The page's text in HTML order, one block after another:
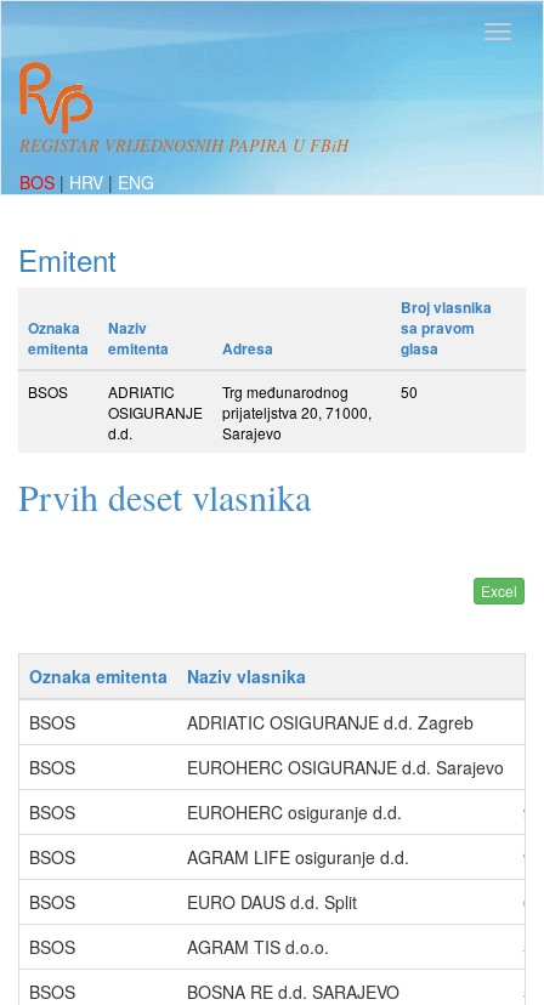
REGISTAR VRIJEDNOSNIH PAPIRA U FBiH
BOS | HRV | ENG
Emitent
Oznaka
emitenta
Naziv
emitenta
Adresa
Broj vlasnika
sa pravom
glasa
BSOS
ADRIATIC
OSIGURANJE
d.d.
Trg međunarodnog
prijateljstva 20, 71000,
Sarajevo
50
Prvih deset vlasnika
Oznaka emitenta Naziv vlasnika
BSOS
ADRIATIC OSIGURANJE d.d. Zagreb
BSOS
EUROHERC OSIGURANJE d.d. Sarajevo
BSOS
EUROHERC osiguranje d.d.
BSOS
AGRAM LIFE osiguranje d.d.
BSOS
EURO DAUS d.d. Split
BSOS
AGRAM TIS d.o.o.
BSOS
BOSNA RE d.d. SARAJEVO